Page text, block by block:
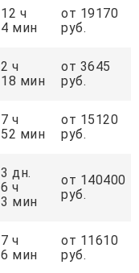
12 ч
4 мин
от 19170
руб.
2 ч
18 мин
от 3645
руб.
7 ч
52 мин
от 15120
руб.
3 дн.
6 ч
3 мин
от 140400
руб.
7 ч
6 мин
от 11610
руб.